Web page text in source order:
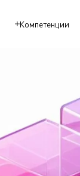
Компетенции